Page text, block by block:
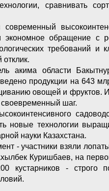
сравнивать
современный
экономное обращение с
требований и
акима области
продукции на 643
овощей и фруктов.
шаг.
новые технологии
науки Казахстана.
- участники взяли
Куришбаев, на
кустарников - строго